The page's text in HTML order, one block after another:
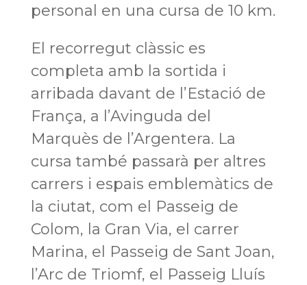
personal en una cursa de 10 km.
El recorregut clàssic es
completa amb la sortida i
arribada davant de l’Estació de
França, a l’Avinguda del
Marquès de l’Argentera. La
cursa també passarà per altres
carrers i espais emblemàtics de
la ciutat, com el Passeig de
Colom, la Gran Via, el carrer
Marina, el Passeig de Sant Joan,
l’Arc de Triomf, el Passeig Lluís